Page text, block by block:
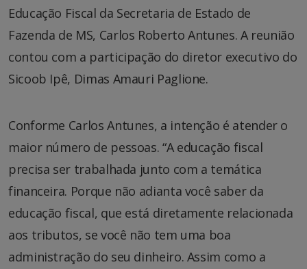
Educação Fiscal da Secretaria de Estado de
Fazenda de MS, Carlos Roberto Antunes. A reunião
contou com a participação do diretor executivo do
Sicoob Ipê, Dimas Amauri Paglione.
Conforme Carlos Antunes, a intenção é atender o
maior número de pessoas. “A educação fiscal
precisa ser trabalhada junto com a temática
financeira. Porque não adianta você saber da
educação fiscal, que está diretamente relacionada
aos tributos, se você não tem uma boa
administração do seu dinheiro. Assim como a